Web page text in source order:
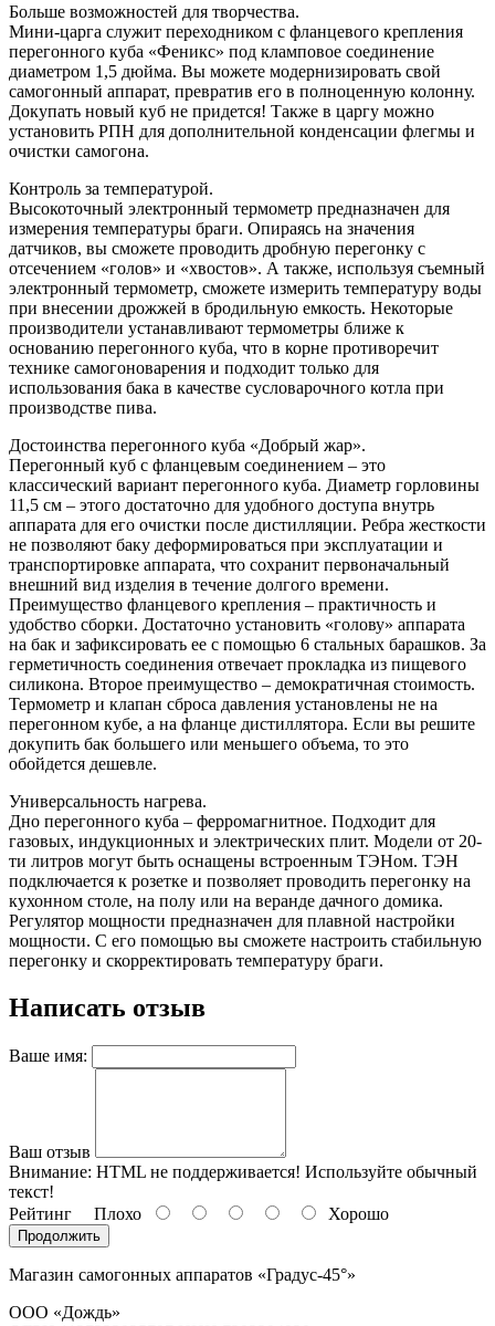
Больше возможностей для творчества.
Мини-царга служит переходником с фланцевого крепления
перегонного куба «Феникс» под кламповое соединение
диаметром 1,5 дюйма. Вы можете модернизировать свой
самогонный аппарат, превратив его в полноценную колонну.
Докупать новый куб не придется! Также в царгу можно
установить РПН для дополнительной конденсации флегмы и
очистки самогона.
Контроль за температурой.
Высокоточный электронный термометр предназначен для
измерения температуры браги. Опираясь на значения
датчиков, вы сможете проводить дробную перегонку с
отсечением «голов» и «хвостов». А также, используя съемный
электронный термометр, сможете измерить температуру воды
при внесении дрожжей в бродильную емкость. Некоторые
производители устанавливают термометры ближе к
основанию перегонного куба, что в корне противоречит
технике самогоноварения и подходит только для
использования бака в качестве сусловарочного котла при
производстве пива.
Достоинства перегонного куба «Добрый жар».
Перегонный куб с фланцевым соединением – это
классический вариант перегонного куба. Диаметр горловины
11,5 см – этого достаточно для удобного доступа внутрь
аппарата для его очистки после дистилляции. Ребра жесткости
не позволяют баку деформироваться при эксплуатации и
транспортировке аппарата, что сохранит первоначальный
внешний вид изделия в течение долгого времени.
Преимущество фланцевого крепления – практичность и
удобство сборки. Достаточно установить «голову» аппарата
на бак и зафиксировать ее с помощью 6 стальных барашков. За
герметичность соединения отвечает прокладка из пищевого
силикона. Второе преимущество – демократичная стоимость.
Термометр и клапан сброса давления установлены не на
перегонном кубе, а на фланце дистиллятора. Если вы решите
докупить бак большего или меньшего объема, то это
обойдется дешевле.
Универсальность нагрева.
Дно перегонного куба – ферромагнитное. Подходит для
газовых, индукционных и электрических плит. Модели от 20-
ти литров могут быть оснащены встроенным ТЭНом. ТЭН
подключается к розетке и позволяет проводить перегонку на
кухонном столе, на полу или на веранде дачного домика.
Регулятор мощности предназначен для плавной настройки
мощности. С его помощью вы сможете настроить стабильную
перегонку и скорректировать температуру браги.
Написать отзыв
Ваше имя:
Ваш отзыв
Внимание: HTML не поддерживается! Используйте обычный
текст!
Рейтинг Плохо Хорошо
Продолжить
Магазин самогонных аппаратов «Градус-45°»
ООО «Дождь»